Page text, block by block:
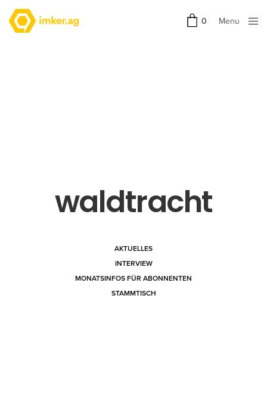
0
Menu
waldtracht
AKTUELLES
INTERVIEW
MONATSINFOS FÜR ABONNENTEN
STAMMTISCH